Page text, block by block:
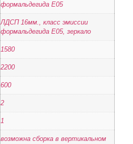
формальдегида Е05
ЛДСП 16мм., класс эмиссии
формальдегида Е05, зеркало
1580
2200
600
2
1
возможна сборка в вертикальном